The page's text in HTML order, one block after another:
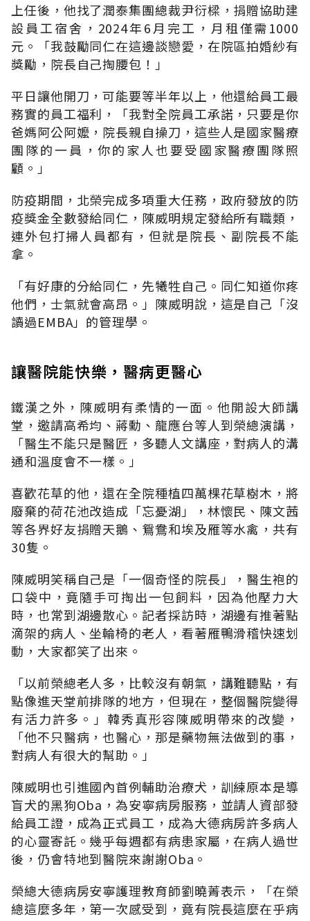
上任後，他找了潤泰集團總裁尹衍樑，捐贈協助建
設員工宿舍，2024年6月完工，月租僅需1000
元。「我鼓勵同仁在這邊談戀愛，在院區拍婚紗有
獎勵，院長自己掏腰包 ！」
平日讓他開刀，可能要等半年以上，他還給員工最
務實的員工福利 ，「我對全院員工承諾，只要是你
爸媽阿公阿嬤，院長親自操刀，這些人是國家醫療
團隊的一員，你的家人也要受國家醫療團隊照
顧 。」
防疫期間，北榮完成多項重大任務，政府發放的防
疫獎金全數發給同仁，陳威明規定發給所有職類，
連外包打掃人員都有，但就是院長、副院長不能
拿。
「有好康的分給同仁，先犧牲自己。同仁知道你疼
他們，士氣就會高昂 。」 陳威明說，這是自己「沒
讀過EMBA」的管理學 。
讓醫院能快樂，醫病更醫心
鐵漢之外，陳威明有柔情的一面。他開設大師講
堂，邀請高希均、蔣勳、龍應台等人到榮總演講 ，
「醫生不能只是醫匠，多聽人文講座，對病人的溝
通和溫度會不一樣 。」
喜歡花草的他，還在全院種植四萬棵花草樹木，將
廢棄的荷花池改造成「忘憂湖」，林懷民、陳文茜
等各界好友捐贈天鵝、鴛鴦和埃及雁等水禽，共有
30隻。
陳威明笑稱自己是「一個奇怪的院長」，醫生袍的
口袋中，竟隨手可掏出一包飼料，因為他壓力大
時，也常到湖邊散心。記者採訪時，湖邊有推著點
滴架的病人、坐輪椅的老人，看著雁鴨滑稽快速划
動，大家都笑了出來。
「以前榮總老人多，比較沒有朝氣，講難聽點，有
點像進天堂前排隊的地方，但現在，整個醫院變得
有活力許多 。」 韓秀真形容陳威明帶來的改變 ，
「他不只醫病，也醫心，那是藥物無法做到的事，
對病人有很大的幫助 。」
陳威明也引進國內首例輔助治療犬，訓練原本是導
盲犬的黑狗Oba，為安寧病房服務，並請人資部發
給員工證，成為正式員工，成為大德病房許多病人
的心靈寄託。幾乎每週都有病患家屬，在病人過世
後，仍會特地到醫院來謝謝Oba。
榮總大德病房安寧護理教育師劉曉菁表示 ，「在榮
總這麼多年，第一次感受到，竟有院長這麼在乎病